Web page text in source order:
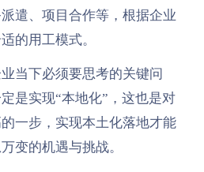
遣、项目合作等，根据企业
的用工模式。
当下必须要思考的关键问
是实现“本地化”，这也是对
一步，实现本土化落地才能
变的机遇与挑战。